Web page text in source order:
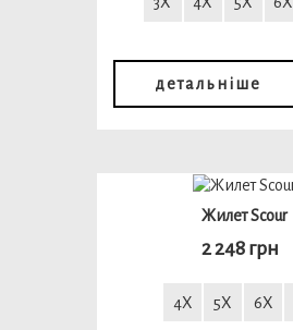
детальніше
Жилет Scour
2 248 грн
4X 5X 6X